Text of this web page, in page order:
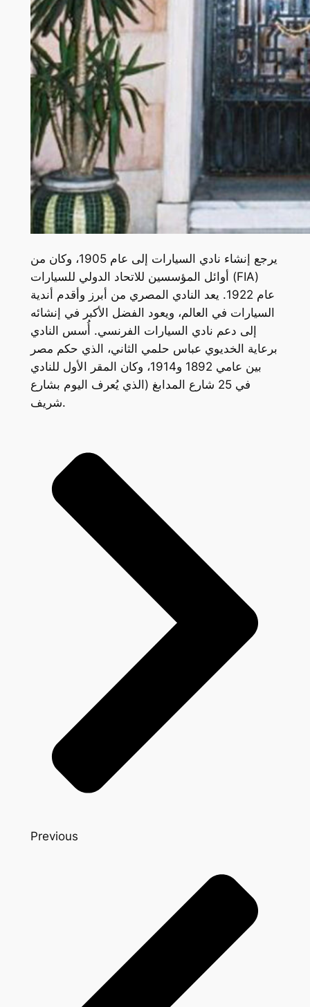
يرجع إنشاء نادي السيارات إلى عام 1905، وكان من
أوائل المؤسسين للاتحاد الدولي للسيارات (FIA)
عام 1922. يعد النادي المصري من أبرز وأقدم أندية
السيارات في العالم، ويعود الفضل الأكبر في إنشائه
إلى دعم نادي السيارات الفرنسي. أُسس النادي
برعاية الخديوي عباس حلمي الثاني، الذي حكم مصر
بين عامي 1892 و1914، وكان المقر الأول للنادي
في 25 شارع المدابغ (الذي يُعرف اليوم بشارع
شريف.
Previous